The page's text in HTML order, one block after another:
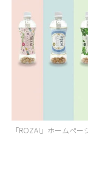
「ROZAI」ホームペー